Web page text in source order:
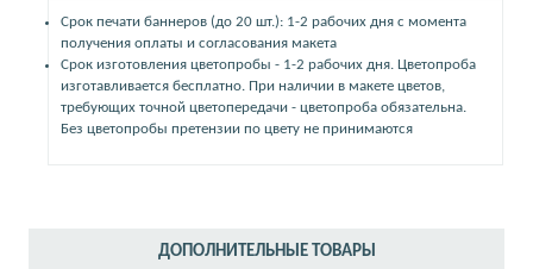
Срок печати баннеров (до 20 шт.): 1-2 рабочих дня с момента
получения оплаты и согласования макета
Срок изготовления цветопробы - 1-2 рабочих дня. Цветопроба
изготавливается бесплатно. При наличии в макете цветов,
требующих точной цветопередачи - цветопроба обязательна.
Без цветопробы претензии по цвету не принимаются
ДОПОЛНИТЕЛЬНЫЕ ТОВАРЫ